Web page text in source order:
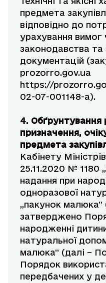
предмета
відповідно до
урахування вимог
законодавства та
документацій
prozorro.gov.ua
https://
02-07-001148-a).
4. Обґрунтування
призначення,
предмета
Кабінету
25.11.2020 № 1180
надання при
одноразової
,,пакунок малюка”
затверджено
народженні
натуральної
малюка” (далі –
Порядок
передбачених у